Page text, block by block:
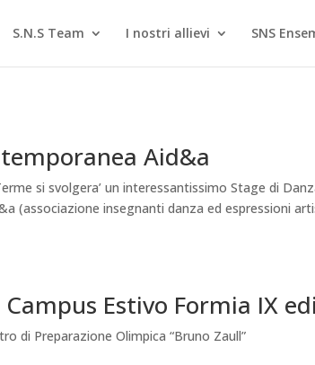
S.N.S Team I nostri allievi SNS
Aid&a
si svolgera’ un interessantissimo Stage di
(associazione insegnanti danza ed espressioni
Campus Estivo Formia IX
di Preparazione Olimpica “Bruno Zaull”